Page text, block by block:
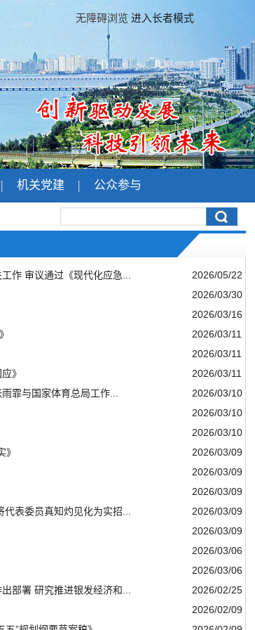
无障碍浏览 进入长者模式
| 机关党建 | 公众参与
作 审议通过《现代化应急...
2026/05/22
2026/03/30
2026/03/16
2026/03/11
2026/03/11
》
2026/03/11
霏与国家体育总局工作...
2026/03/10
2026/03/10
2026/03/10
》
2026/03/09
2026/03/09
2026/03/09
表委员真知灼见化为实招...
2026/03/09
2026/03/09
2026/03/06
2026/03/06
部署 研究推进银发经济和...
2026/02/25
2026/02/09